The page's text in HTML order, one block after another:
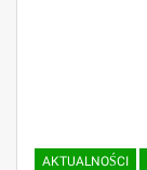
AKTUALNOŚCI